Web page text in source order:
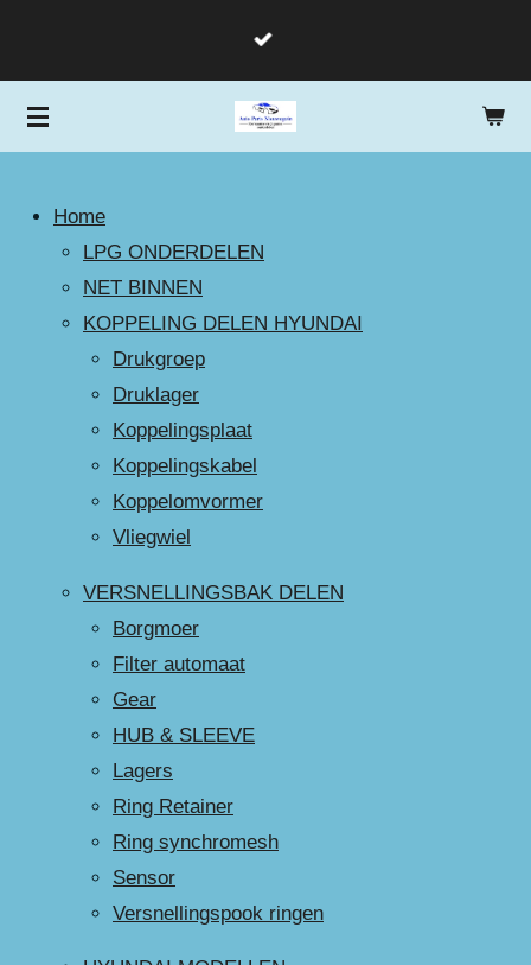
de
Home
LPG ONDERDELEN
NET BINNEN
KOPPELING DELEN HYUNDAI
Drukgroep
Druklager
Koppelingsplaat
Koppelingskabel
Koppelomvormer
Vliegwiel
VERSNELLINGSBAK DELEN
Borgmoer
Filter automaat
Gear
HUB & SLEEVE
Lagers
Ring Retainer
Ring synchromesh
Sensor
Versnellingspook ringen